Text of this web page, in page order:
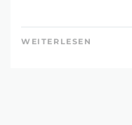
WEITERLESEN